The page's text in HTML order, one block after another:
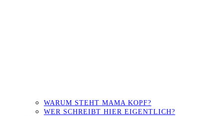
WARUM STEHT MAMA KOPF?
WER SCHREIBT HIER EIGENTLICH?